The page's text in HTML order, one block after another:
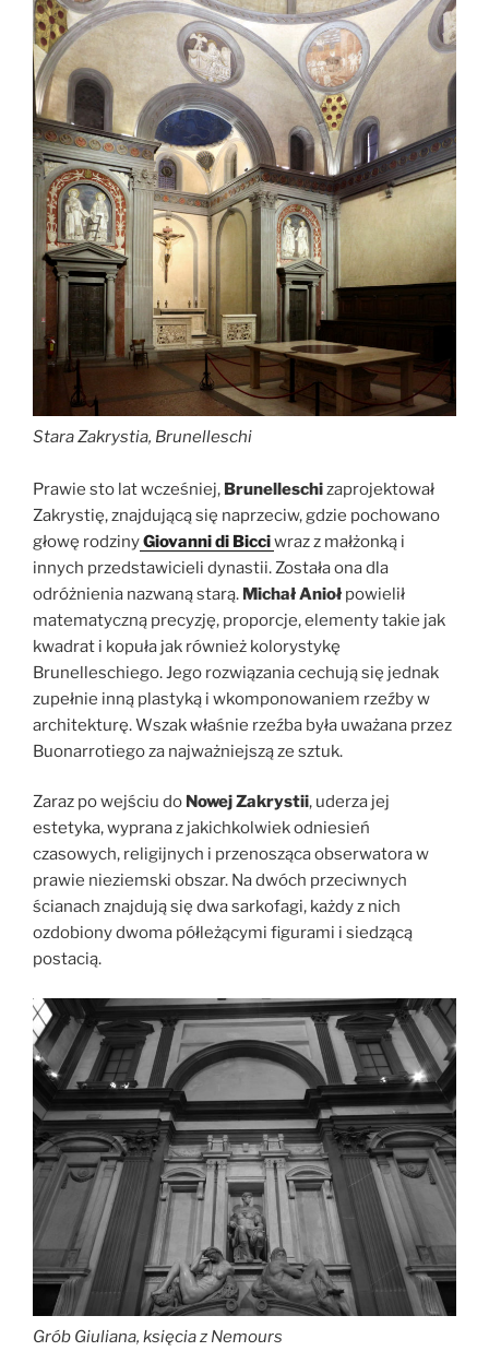
Stara Zakrystia, Brunelleschi
Prawie sto lat wcześniej, Brunelleschizaprojektował
Zakrystię, znajdującą się naprzeciw, gdzie pochowano
głowę rodzinyGiovanni di Bicciwraz z małżonką i
innych przedstawicieli dynastii. Została ona dla
odróżnienia nazwaną starą. Michał Anioł powielił
matematyczną precyzję, proporcje, elementy takie jak
kwadrat i kopuła jak również kolorystykę
Brunelleschiego. Jego rozwiązania cechują się jednak
zupełnie inną plastyką i wkomponowaniem rzeźby w
architekturę. Wszak właśnie rzeźba była uważana przez
Buonarrotiego za najważniejszą ze sztuk.
Zaraz po wejściu do Nowej Zakrystii, uderza jej
estetyka, wyprana z jakichkolwiek odniesień
czasowych, religijnych i przenosząca obserwatora w
prawie nieziemski obszar. Na dwóch przeciwnych
ścianach znajdują się dwa sarkofagi, każdy z nich
ozdobiony dwoma półleżącymi figurami i siedzącą
postacią.
Grób Giuliana, księcia z Nemours